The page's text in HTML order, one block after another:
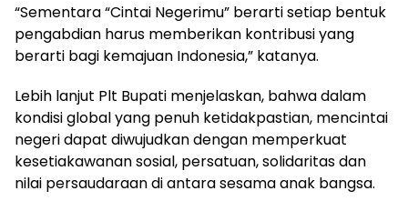
“Sementara “Cintai Negerimu” berarti setiap bentuk
pengabdian harus memberikan kontribusi yang
berarti bagi kemajuan Indonesia,” katanya.
Lebih lanjut Plt Bupati menjelaskan, bahwa dalam
kondisi global yang penuh ketidakpastian, mencintai
negeri dapat diwujudkan dengan memperkuat
kesetiakawanan sosial, persatuan, solidaritas dan
nilai persaudaraan di antara sesama anak bangsa.